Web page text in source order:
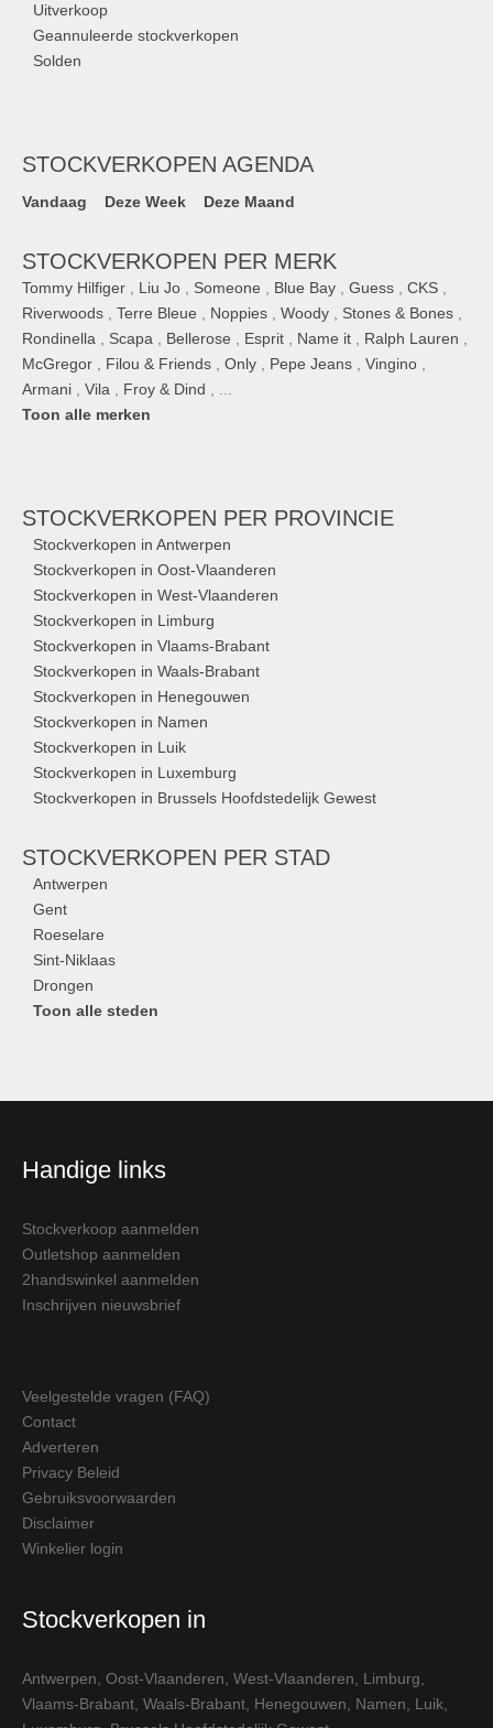
Uitverkoop
Geannuleerde stockverkopen
Solden
STOCKVERKOPEN AGENDA
Vandaag Deze Week Deze Maand
STOCKVERKOPEN PER MERK
Tommy Hilfiger Liu Jo Someone Blue Bay Guess CKS
Riverwoods
Terre Bleue Noppies Woody Stones & Bones
Rondinella
Scapa Bellerose Esprit Name it Ralph Lauren
McGregor
Filou & Friends Only Pepe Jeans Vingino
Armani
Vila Froy & Dind
Toon alle merken
STOCKVERKOPEN PER PROVINCIE
Stockverkopen in Antwerpen
Stockverkopen in Oost-Vlaanderen
Stockverkopen in West-Vlaanderen
Stockverkopen in Limburg
Stockverkopen in Vlaams-Brabant
Stockverkopen in Waals-Brabant
Stockverkopen in Henegouwen
Stockverkopen in Namen
Stockverkopen in Luik
Stockverkopen in Luxemburg
Stockverkopen in Brussels Hoofdstedelijk Gewest
STOCKVERKOPEN PER STAD
Antwerpen
Gent
Roeselare
Sint-Niklaas
Drongen
Toon alle steden
Handige links
Stockverkoop aanmelden
Outletshop aanmelden
2handswinkel aanmelden
Inschrijven nieuwsbrief
Veelgestelde vragen (FAQ)
Contact
Adverteren
Privacy Beleid
Gebruiksvoorwaarden
Disclaimer
Winkelier login
Stockverkopen in
Antwerpen Oost-Vlaanderen West-Vlaanderen Limburg
Vlaams-Brabant Waals-Brabant Henegouwen Namen Luik